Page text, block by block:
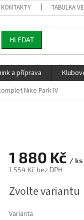
KONTAKTY TABULKA
HLEDAT
a příprava
Nike Park IV
1 880 Kč / ks
1 554 Kč bez DPH
cena:
Zvolte variantu
Varianta